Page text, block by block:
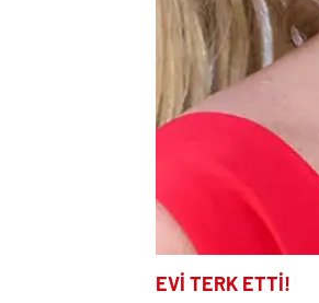
EVİ TERK ETTİ!